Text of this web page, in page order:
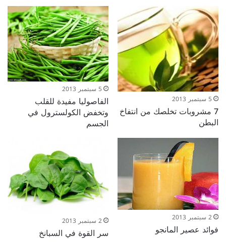
5 سبتمبر 2013
7 مشروبات تخلصك من انتفاخ
البطن
5 سبتمبر 2013
الفاصوليا مفيدة للقلب
وتخفض الكولسترول في
الجسم
2 سبتمبر 2013
فوائد عصير المانجو
2 سبتمبر 2013
سر القوة في السبانخ